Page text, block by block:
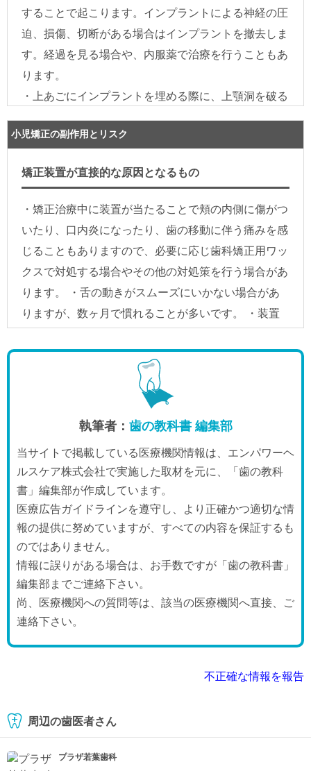
執筆者： 歯の教科書 編集部
当サイトで掲載している医療機関情報は、エンパワーヘ
ルスケア株式会社で実施した取材を元に、「歯の教科
書」編集部が作成しています。
医療広告ガイドラインを遵守し、より正確かつ適切な情
報の提供に努めていますが、すべての内容を保証するも
のではありません。
情報に誤りがある場合は、お手数ですが「歯の教科書」
編集部までご連絡下さい。
尚、医療機関への質問等は、該当の医療機関へ直接、ご
連絡下さい。
不正確な情報を報告
周辺の歯医者さん
プラザ若葉歯科